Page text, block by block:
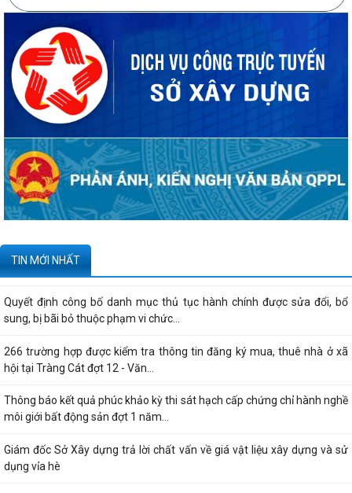
TIN MỚI NHẤT
20 căn nhà ở thấp tầng tại Khu dân cư Hồng Phong đủ điều kiện đưa
vào kinh doanh - Văn bản số...
270 căn nhà ở thấp tầng tại Dự án Khu đô thị mới phường Thủy
Nguyên đủ điều kiện đưa vào kinh doanh...
Công bố danh mục thủ tục hành chính được sửa đổi, bổ sung, thay thế,
bị bãi bỏ thuộc phạm vi chức...
Kê khai giá hàng hóa, dịch vụ bán trong nước hoặc xuất khẩu của
Công ty TNHH ống thép 190 - Văn bản...
Tạm thời chưa trả kết quả cấp chứng chỉ hành nghề hoạt động xây
Quyết định công bố danh mục thủ tục hành chính được sửa đổi, bổ
sung, bị bãi bỏ thuộc phạm vi chức...
266 trường hợp được kiểm tra thông tin đăng ký mua, thuê nhà ở xã
hội tại Tràng Cát đợt 12 - Văn...
Thông báo kết quả phúc khảo kỳ thi sát hạch cấp chứng chỉ hành nghề
môi giới bất động sản đợt 1 năm...
Giám đốc Sở Xây dựng trả lời chất vấn về giá vật liệu xây dựng và sử
dụng vỉa hè